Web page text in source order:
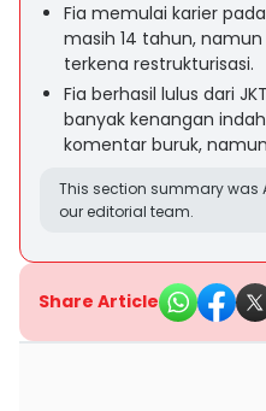
Fia memulai karier
masih 14 tahun,
terkena restrukturisasi.
Fia berhasil lulus dari
banyak kenangan
komentar buruk,
This section summary was
our editorial team.
Share Article